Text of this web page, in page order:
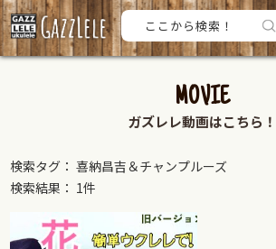
MOVIE
ガズレレ動画はこちら！
検索タグ： 喜納昌吉＆チャンプルーズ
検索結果： 1件